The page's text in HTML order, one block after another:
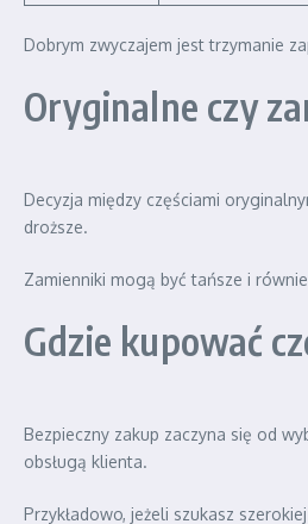
Dobrym zwyczajem jest trzymanie
Oryginalne czy
Decyzja między częściami
droższe.
Zamienniki mogą być tańsze i
Gdzie kupować
Bezpieczny zakup zaczyna się od
obsługą klienta.
Przykładowo, jeżeli szukasz